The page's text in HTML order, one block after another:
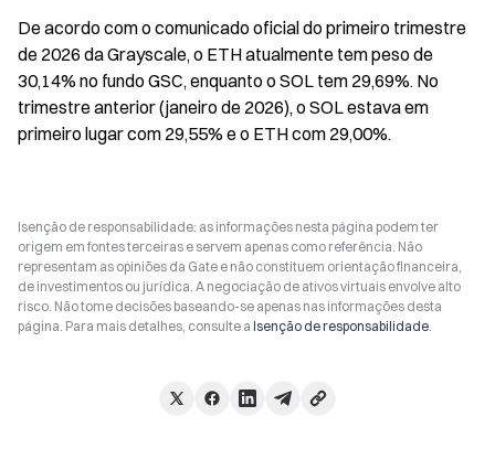
De acordo com o comunicado oficial do primeiro trimestre
de 2026 da Grayscale, o ETH atualmente tem peso de
30,14% no fundo GSC, enquanto o SOL tem 29,69%. No
trimestre anterior (janeiro de 2026), o SOL estava em
primeiro lugar com 29,55% e o ETH com 29,00%.
Isenção de responsabilidade: as informações nesta página podem ter
origem em fontes terceiras e servem apenas como referência. Não
representam as opiniões da Gate e não constituem orientação financeira,
de investimentos ou jurídica. A negociação de ativos virtuais envolve alto
risco. Não tome decisões baseando-se apenas nas informações desta
página. Para mais detalhes, consulte a Isenção de responsabilidade.